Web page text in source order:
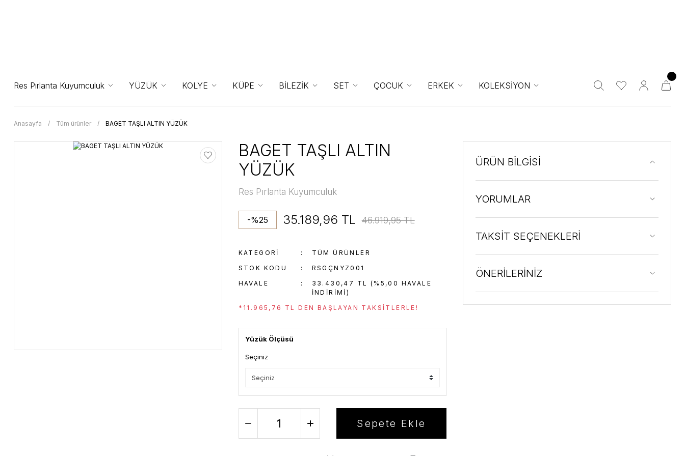
Res Pırlanta Kuyumculuk YÜZÜK KOLYE KÜPE BİLEZİK SET ÇOCUK ERKEK KOLEKSİYON
Anasayfa Tüm ürünler BAGET TAŞLI ALTIN YÜZÜK
BAGET TAŞLI ALTIN
YÜZÜK
Res Pırlanta Kuyumculuk
-%25 35.189,96 TL 46.919,95 TL
KATEGORI
TÜM ÜRÜNLER
STOK KODU
RSGÇNYZ001
HAVALE
33.430,47 TL (%5,00 HAVALE
INDIRIMI)
*11.965,76 TL DEN BAŞLAYAN TAKSITLERLE!
Yüzük Ölçüsü
Seçiniz
Sepete Ekle
ÜRÜN BİLGİSİ
YORUMLAR
TAKSİT SEÇENEKLERİ
ÖNERİLERİNİZ